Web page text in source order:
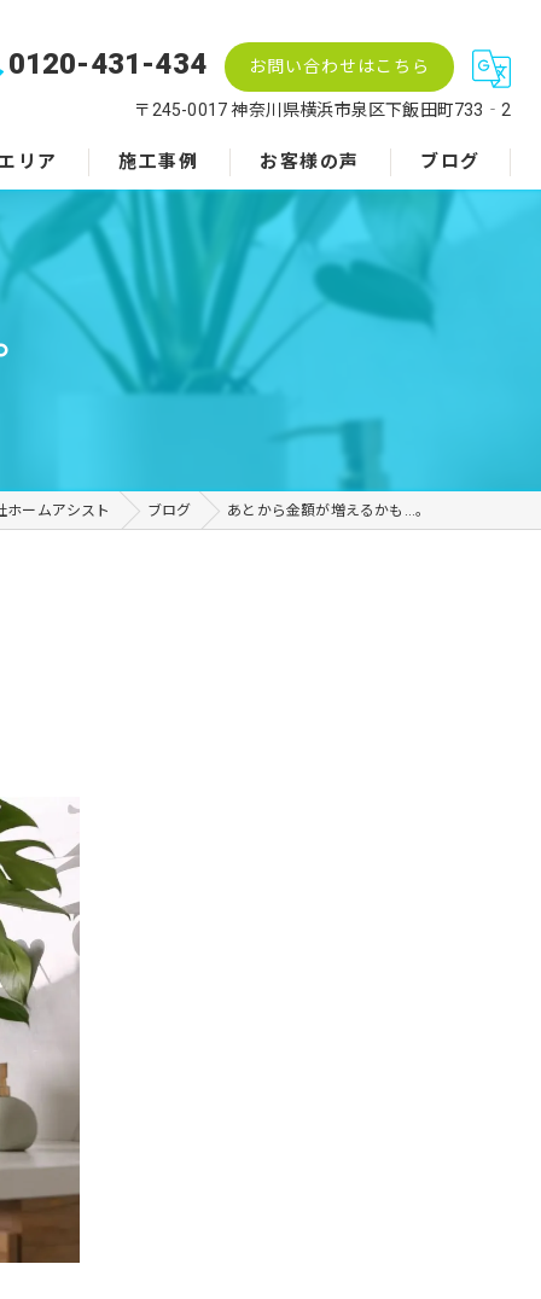
0120-431-434 お問い合わせはこちら
〒245-0017 神奈川県横浜市泉区下飯田町733‐2
リア 施工事例 お客様の声 ブログ
ホームアシスト ブログ あとから金額が増えるかも…。